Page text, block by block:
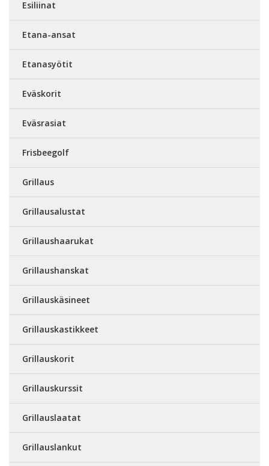
Esiliinat
Etana-ansat
Etanasyötit
Eväskorit
Eväsrasiat
Frisbeegolf
Grillaus
Grillausalustat
Grillaushaarukat
Grillaushanskat
Grillauskäsineet
Grillauskastikkeet
Grillauskorit
Grillauskurssit
Grillauslaatat
Grillauslankut